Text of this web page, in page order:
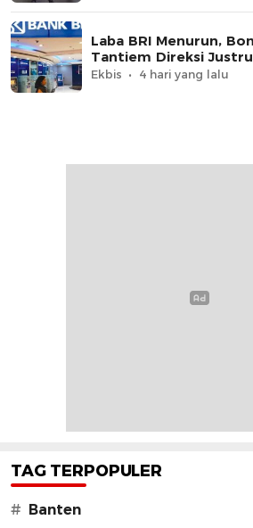
Laba BRI Menurun,
Tantiem Direksi
Ekbis 4 hari yang lalu
TAG TERPOPULER
# Banten